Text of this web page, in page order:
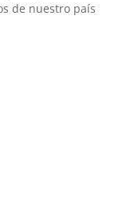
de nuestro país